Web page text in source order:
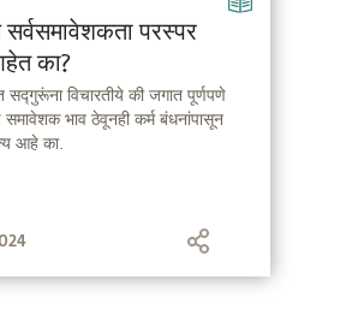
परस्पर
का?
सद्गुरूंना विचारतीये की जगात पूर्णपणे
समावेशक भाव ठेवूनही कर्म बंधनांपासून
आहे का.